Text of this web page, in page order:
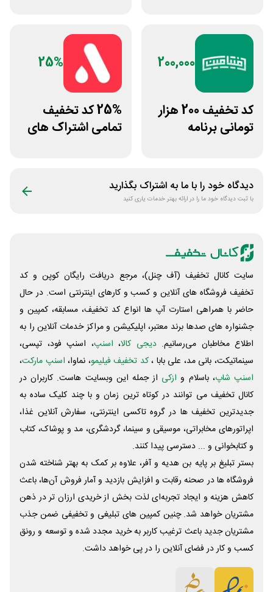
200,000
کد تخفیف 200 هزار
تومانی برنامه
25%
25% کد تخفیف
تمامی اشتراک های
دیدگاه خود را با ما به اشتراک بگذارید
با ثبت دیدگاه خود ما را در ارائه بهتر خدمات یاری کنید
سایت کانال تخفیف (آف چنل)، مرجع دریافت رایگان کوپن و کد
تخفیف فروشگاه های آنلاین و کسب و‌ کارهای اینترنتی است. در حال
حاضر با همراهی استارت آپ ها انواع کد تخفیف، مسابقه، کمپین و
جشنواره های صدها برند معتبر، اپلیکیشن و مراکز خدمات آنلاین را به
اطلاع مخاطبان می‌رسانیم. دیجی کالا، اسنپ، اسنپ فود، تپسی،
سینماتیکت، بانی مد، علی‌ بابا ،کد تخفیف فیلیمو، نماوا، اسنپ مارکت،
اسنپ شاپ، باسلام و ازکی از جمله این وبسایت ‌هاست. کاربران در
کانال تخفیف می توانند در کوتاه ترین زمان و با چند کلیک ساده به
جدیدترین تخفیف ها در گروه تاکسی اینترنتی، سفارش آنلاین غذا،
اپراتورهای مخابراتی، موسیقی و سینما، گردشگری، مد و پوشاک، کتاب
و کتابخوانی و ... دسترسی پیدا کنند.
بستر تبلیغ بر پایه بن هدیه و آفر، علاوه بر کمک به بهتر شناخته شدن
فروشگاه ها در صحنه رقابت و افزایش بازدید و آمار فروش آن‌ها، باعث
کاهش هزینه و ایجاد تجربه‌ای لذت بخش از خریدی ارزان تر در ذهن
مشتریان خواهد شد. چنین کمپین های تبلیغی و تخفیفی ضمن جذب
مشتریان جدید باعث ترغیب کاربر به خرید مجدد شده و توسعه و رونق
کسب و کار در فضای آنلاین را در پی خواهد داشت.